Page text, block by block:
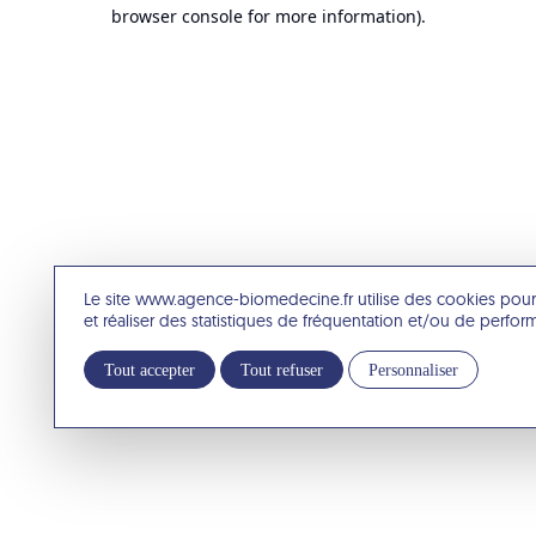
Le site www.agence-biomedecine.fr utilise des cookies
et réaliser des statistiques de fréquentation et/ou de
Tout accepter Tout refuser Personnaliser
browser console for more information).